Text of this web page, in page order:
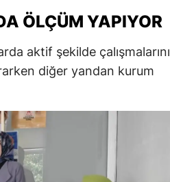
ÖLÇÜM YAPIYOR
aktif şekilde çalışmalarını
diğer yandan kurum